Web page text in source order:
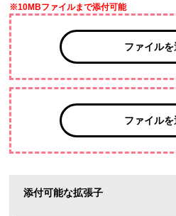
※10MBファイルまで添付可能
ファイルを
ファイルを
添付可能な拡張子